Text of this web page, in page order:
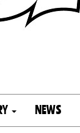
NEWS